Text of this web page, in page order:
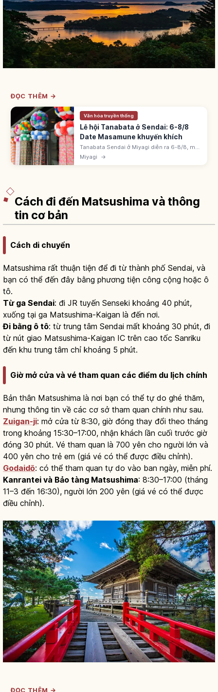
ĐỌC THÊM →
Văn hóa truyền thống
Lễ hội Tanabata ở Sendai: 6-8/8
Date Masamune khuyến khích
Tanabata Sendai ở Miyagi diễn ra 6-8/8, một
trong ba lễ Tanabata lớn nhất Nhật Bản. Hơn
400 năm từ Date Masamune; trang trí tre
Miyagi →
Cách đi đến Matsushima và thông
tin cơ bản
Cách di chuyển
Matsushima rất thuận tiện để đi từ thành phố Sendai, và
bạn có thể đến đây bằng phương tiện công cộng hoặc ô
tô.
Từ ga Sendai: đi JR tuyến Senseki khoảng 40 phút,
xuống tại ga Matsushima-Kaigan là đến nơi.
Đi bằng ô tô: từ trung tâm Sendai mất khoảng 30 phút, đi
từ nút giao Matsushima-Kaigan IC trên cao tốc Sanriku
đến khu trung tâm chỉ khoảng 5 phút.
Giờ mở cửa và vé tham quan các điểm du lịch chính
Bản thân Matsushima là nơi bạn có thể tự do ghé thăm,
nhưng thông tin về các cơ sở tham quan chính như sau.
Zuigan-ji: mở cửa từ 8:30, giờ đóng thay đổi theo tháng
trong khoảng 15:30–17:00, nhận khách lần cuối trước giờ
đóng 30 phút. Vé tham quan là 700 yên cho người lớn và
400 yên cho trẻ em (giá vé có thể được điều chỉnh).
Godaidō: có thể tham quan tự do vào ban ngày, miễn phí.
Kanrantei và Bảo tàng Matsushima: 8:30–17:00 (tháng
11–3 đến 16:30), người lớn 200 yên (giá vé có thể được
điều chỉnh).
ĐỌC THÊM →